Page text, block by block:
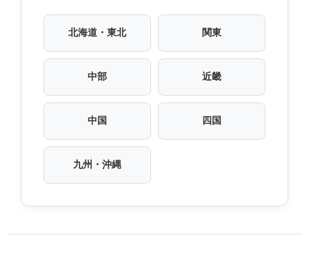
北海道・東北 関東
中部 近畿
中国 四国
九州・沖縄